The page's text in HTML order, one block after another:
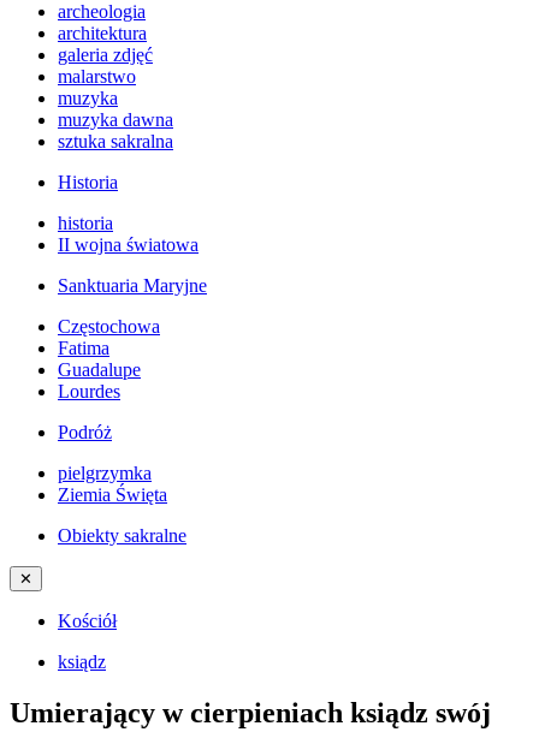
archeologia
architektura
galeria zdjęć
malarstwo
muzyka
muzyka dawna
sztuka sakralna
Historia
historia
II wojna światowa
Sanktuaria Maryjne
Częstochowa
Fatima
Guadalupe
Lourdes
Podróż
pielgrzymka
Ziemia Święta
Obiekty sakralne
✕
Kościół
ksiądz
Umierający w cierpieniach ksiądz swój